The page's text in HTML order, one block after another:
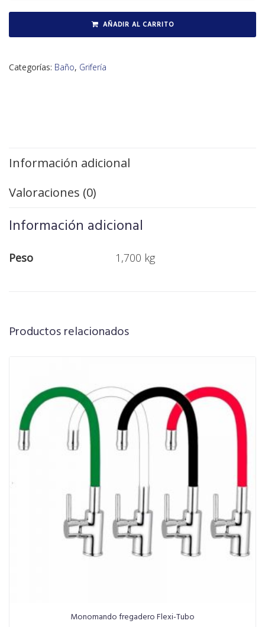
AÑADIR AL CARRITO
Categorías: Baño, Grifería
Información adicional
Valoraciones (0)
Información adicional
Peso 1,700 kg
Productos relacionados
Monomando fregadero Flexi-Tubo